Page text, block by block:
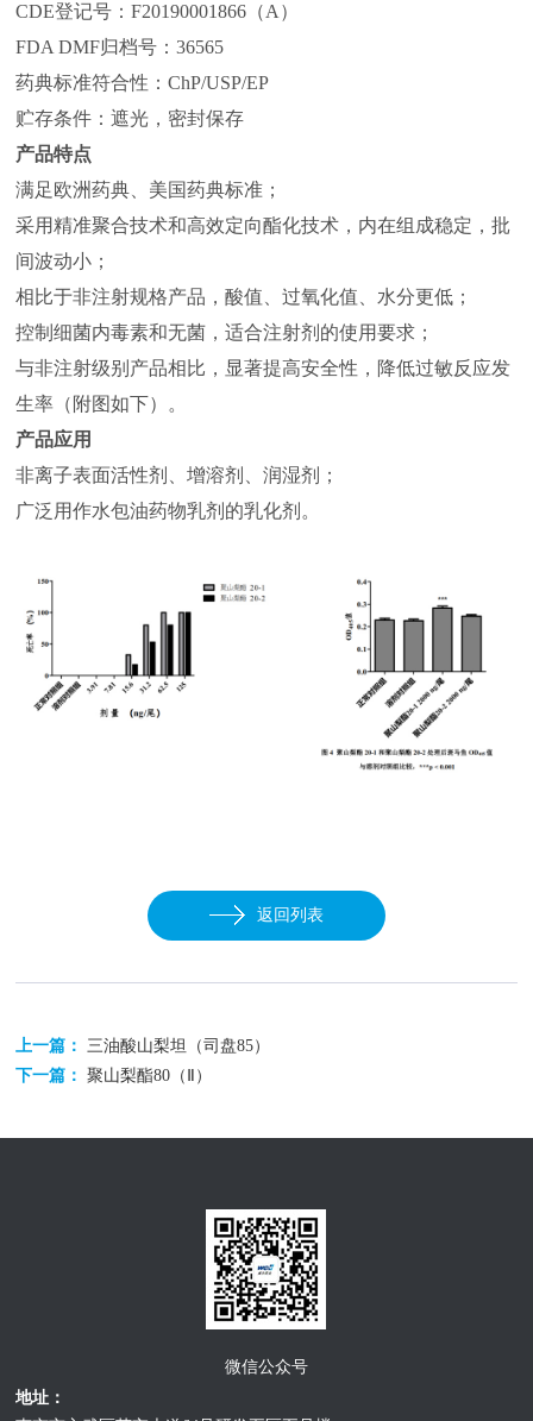
CDE登记号：F20190001866（A）
FDA DMF归档号：36565
药典标准符合性：ChP/USP/EP
贮存条件：遮光，密封保存
产品特点
满足欧洲药典、美国药典标准；
采用精准聚合技术和高效定向酯化技术，内在组成稳定，批
间波动小；
相比于非注射规格产品，酸值、过氧化值、水分更低；
控制细菌内毒素和无菌，适合注射剂的使用要求；
与非注射级别产品相比，显著提高安全性，降低过敏反应发
生率（附图如下）。
产品应用
非离子表面活性剂、增溶剂、润湿剂；
广泛用作水包油药物乳剂的乳化剂。
返回列表
上一篇：三油酸山梨坦（司盘85）
下一篇：聚山梨酯80（Ⅱ）
微信公众号
地址：